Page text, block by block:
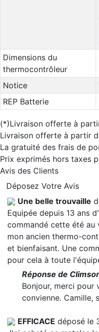
Dimensions du
thermocontrôleur
Notice
REP Batterie
(*)Livraison offerte à
Livraison offerte à partir
La gratuité des frais de
Prix exprimés hors taxes
Avis des Clients
Déposez Votre Avis
Une belle trouvaille
Equipée depuis 13 ans
commandé cette été au
mon ancien thermo-
et bienfaisant. Une
pour cela à toute
Réponse de
Bonjour, merci
convienne. Camille,
EFFICACE déposé le